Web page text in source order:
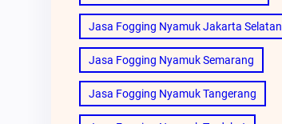
Jasa Fogging Nyamuk Jakarta Selatan
Jasa Fogging Nyamuk Semarang
Jasa Fogging Nyamuk Tangerang